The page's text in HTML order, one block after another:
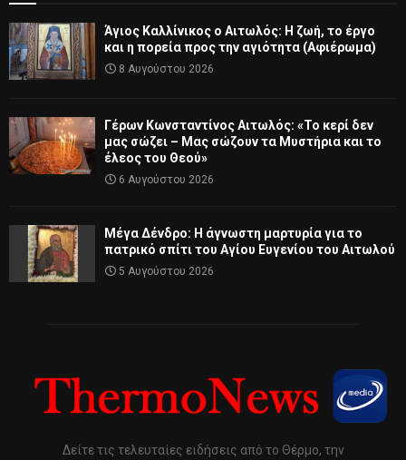
Άγιος Καλλίνικος ο Αιτωλός: Η ζωή, το έργο
και η πορεία προς την αγιότητα (Αφιέρωμα)
8 Αυγούστου 2026
Γέρων Κωνσταντίνος Αιτωλός: «Το κερί δεν
μας σώζει – Μας σώζουν τα Μυστήρια και το
έλεος του Θεού»
6 Αυγούστου 2026
Μέγα Δένδρο: Η άγνωστη μαρτυρία για το
πατρικό σπίτι του Αγίου Ευγενίου του Αιτωλού
5 Αυγούστου 2026
Δείτε τις τελευταίες ειδήσεις από το Θέρμο, την